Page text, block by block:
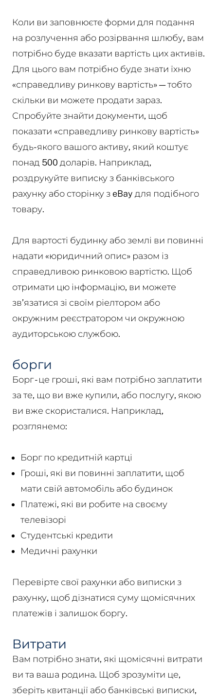
Коли ви заповнюєте форми для подання
на розлучення або розірвання шлюбу, вам
потрібно буде вказати вартість цих активів.
Для цього вам потрібно буде знати їхню
«справедливу ринкову вартість» — тобто
скільки ви можете продати зараз.
Спробуйте знайти документи, щоб
показати «справедливу ринкову вартість»
будь-якого вашого активу, який коштує
понад 500 доларів. Наприклад,
роздрукуйте виписку з банківського
рахунку або сторінку з eBay для подібного
товару.
Для вартості будинку або землі ви повинні
надати «юридичний опис» разом із
справедливою ринковою вартістю. Щоб
отримати цю інформацію, ви можете
зв’язатися зі своїм ріелтором або
окружним реєстратором чи окружною
аудиторською службою.
борги
Борг - це гроші, які вам потрібно заплатити
за те, що ви вже купили, або послугу, якою
ви вже скористалися. Наприклад,
розглянемо:
Борг по кредитній картці
Гроші, які ви повинні заплатити, щоб
мати свій автомобіль або будинок
Платежі, які ви робите на своєму
телевізорі
Студентські кредити
Медичні рахунки
Перевірте свої рахунки або виписки з
рахунку, щоб дізнатися суму щомісячних
платежів і залишок боргу.
Витрати
Вам потрібно знати, які щомісячні витрати
ви та ваша родина. Щоб зрозуміти це,
зберіть квитанції або банківські виписки,